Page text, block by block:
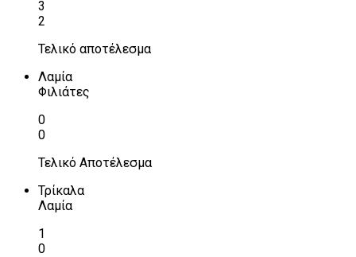
3
2
Τελικό αποτέλεσμα
Λαμία
Φιλιάτες
0
0
Τελικό Αποτέλεσμα
Τρίκαλα
Λαμία
1
0